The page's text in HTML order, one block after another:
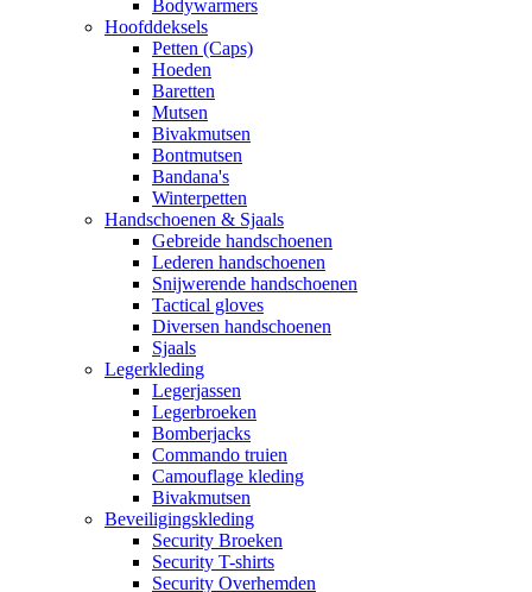
Bodywarmers
Hoofddeksels
Petten (Caps)
Hoeden
Baretten
Mutsen
Bivakmutsen
Bontmutsen
Bandana's
Winterpetten
Handschoenen & Sjaals
Gebreide handschoenen
Lederen handschoenen
Snijwerende handschoenen
Tactical gloves
Diversen handschoenen
Sjaals
Legerkleding
Legerjassen
Legerbroeken
Bomberjacks
Commando truien
Camouflage kleding
Bivakmutsen
Beveiligingskleding
Security Broeken
Security T-shirts
Security Overhemden